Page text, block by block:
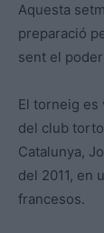
Aquesta
preparació
sent el
El torneig es
del club
Catalunya,
del 2011, en
francesos.